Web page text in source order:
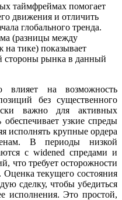
таймфреймах помогает
движения и отличить
глобального тренда.
(разницы между
тике) показывает
стороны рынка в данный
влияет на возможность
без существенного
важно для активных
узкие спреды
исполнять крупные ордера
В периоды низкой
с widened спредами и
что требует осторожности
текущего состояния
сделку, чтобы убедиться
исполнения. Это простой,